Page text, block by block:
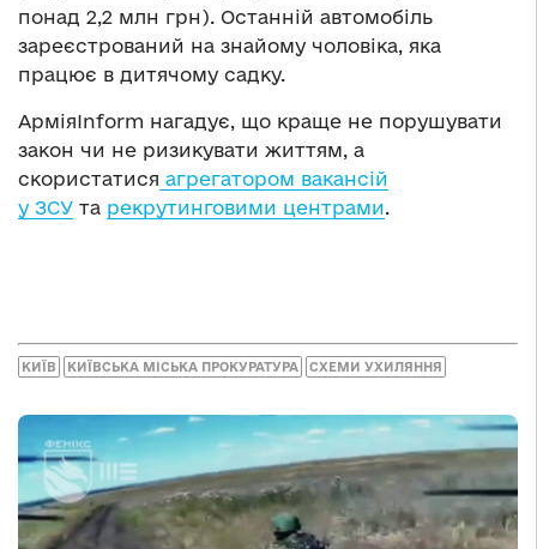
понад 2,2 млн грн). Останній автомобіль
зареєстрований на знайому чоловіка, яка
працює в дитячому садку.
АрміяInform нагадує, що краще не порушувати
закон чи не ризикувати життям, а
скористатися агрегатором вакансій
у ЗСУ та рекрутинговими центрами.
КИЇВ КИЇВСЬКА МІСЬКА ПРОКУРАТУРА СХЕМИ УХИЛЯННЯ